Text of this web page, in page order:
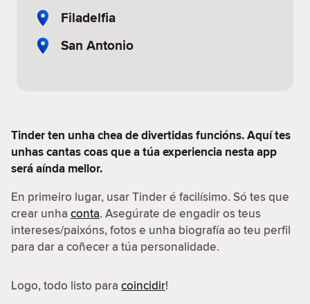
Filadelfia
San Antonio
Tinder ten unha chea de divertidas funcións. Aquí tes
unhas cantas coas que a túa experiencia nesta app
será aínda mellor.
En primeiro lugar, usar Tinder é facilísimo. Só tes que
crear unha conta. Asegúrate de engadir os teus
intereses/paixóns, fotos e unha biografía ao teu perfil
para dar a coñecer a túa personalidade.
Logo, todo listo para coincidir!